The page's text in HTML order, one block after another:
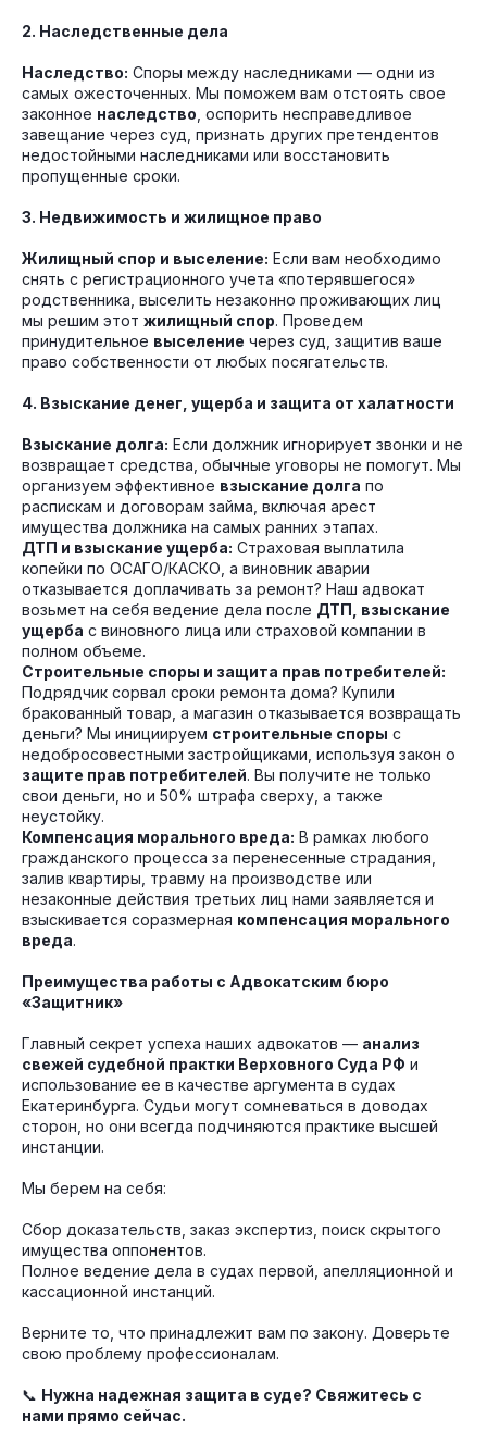
2. Наследственные дела
Наследство: Споры между наследниками — одни из
самых ожесточенных. Мы поможем вам отстоять свое
законное наследство , оспорить несправедливое
завещание через суд, признать других претендентов
недостойными наследниками или восстановить
пропущенные сроки.
3. Недвижимость и жилищное право
Жилищный спор и выселение: Если вам необходимо
снять с регистрационного учета «потерявшегося»
родственника, выселить незаконно проживающих лиц
мы решим этот жилищный спор. Проведем
принудительное выселение через суд, защитив ваше
право собственности от любых посягательств.
4. Взыскание денег, ущерба и защита от халатности
Взыскание долга: Если должник игнорирует звонки и не
возвращает средства, обычные уговоры не помогут. Мы
организуем эффективное взыскание долга по
распискам и договорам займа, включая арест
имущества должника на самых ранних этапах.
ДТП и взыскание ущерба: Страховая выплатила
копейки по ОСАГО/КАСКО, а виновник аварии
отказывается доплачивать за ремонт? Наш адвокат
возьмет на себя ведение дела после ДТП, взыскание
ущерба с виновного лица или страховой компании в
полном объеме.
Строительные споры и защита прав потребителей:
Подрядчик сорвал сроки ремонта дома? Купили
бракованный товар, а магазин отказывается возвращать
деньги? Мы инициируем строительные споры с
недобросовестными застройщиками, используя закон о
защите прав потребителей. Вы получите не только
свои деньги, но и 50% штрафа сверху, а также
неустойку.
Компенсация морального вреда: В рамках любого
гражданского процесса за перенесенные страдания,
залив квартиры, травму на производстве или
незаконные действия третьих лиц нами заявляется и
взыскивается соразмерная компенсация морального
вреда.
Преимущества работы с Адвокатским бюро
«Защитник»
Главный секрет успеха наших адвокатов — анализ
свежей судебной практки Верховного Суда РФ и
использование ее в качестве аргумента в судах
Екатеринбурга. Судьи могут сомневаться в доводах
сторон, но они всегда подчиняются практике высшей
инстанции.
Мы берем на себя:
Сбор доказательств, заказ экспертиз, поиск скрытого
имущества оппонентов.
Полное ведение дела в судах первой, апелляционной и
кассационной инстанций.
Верните то, что принадлежит вам по закону. Доверьте
свою проблему профессионалам.
📞 Нужна надежная защита в суде? Свяжитесь с
нами прямо сейчас.